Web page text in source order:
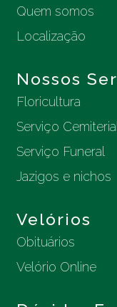
Quem somos
Localização
Nossos
Floricultura
Serviço Cemiterial
Serviço Funeral
Jazigos e nichos
Velórios
Obituários
Velório Online